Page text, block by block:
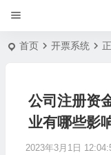
首页 开票系统
公司注册资
业有哪些影
2023年3月1日